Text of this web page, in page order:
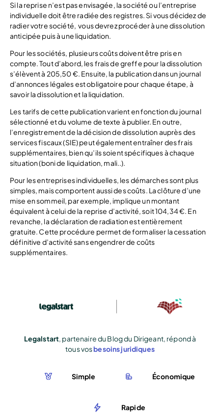
Si la reprise n’est pas envisagée, la société ou l’entreprise
individuelle doit être radiée des registres. Si vous décidez de
radier votre société, vous devrez procéder à une dissolution
anticipée puis à une liquidation.
Pour les sociétés, plusieurs coûts doivent être pris en
compte. Tout d’abord, les frais de greffe pour la dissolution
s’élèvent à 205,50 €. Ensuite, la publication dans un journal
d’annonces légales est obligatoire pour chaque étape, à
savoir la dissolution et la liquidation.
Les tarifs de cette publication varient en fonction du journal
sélectionné et du volume de texte à publier. En outre,
l’enregistrement de la décision de dissolution auprès des
services fiscaux (SIE) peut également entraîner des frais
supplémentaires, bien qu’ils soient spécifiques à chaque
situation (boni de liquidation, mali..).
Pour les entreprises individuelles, les démarches sont plus
simples, mais comportent aussi des coûts. La clôture d’une
mise en sommeil, par exemple, implique un montant
équivalent à celui de la reprise d’activité, soit 104,34 €. En
revanche, la déclaration de radiation est entièrement
gratuite. Cette procédure permet de formaliser la cessation
définitive d’activité sans engendrer de coûts
supplémentaires.
Legalstart, partenaire du Blog du Dirigeant, répond à
tous vosbesoins juridiques
Simple Économique
Rapide